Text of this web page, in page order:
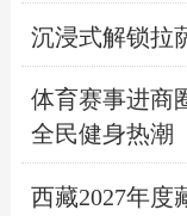
沉浸式解锁拉
体育赛事进商
全民健身热潮
西藏2027年度